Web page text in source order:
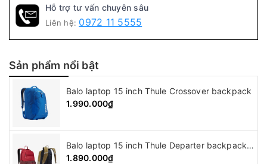
Hỗ trợ tư vấn chuyên sâu
Liên hệ: 0972 11 5555
Sản phẩm nổi bật
Balo laptop 15 inch Thule Crossover backpack
1.990.000₫
Balo laptop 15 inch Thule Departer backpack ( 21L )
1.890.000₫